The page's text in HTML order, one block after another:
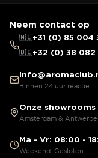
Neem contact op
🇳🇱+31 (0) 85 004
🇧🇪+32 (0) 38 082
Binnen 24 uur reactie
Onze showrooms
Amsterdam &
Ma - Vr: 08:00 -
Weekend: Gesloten